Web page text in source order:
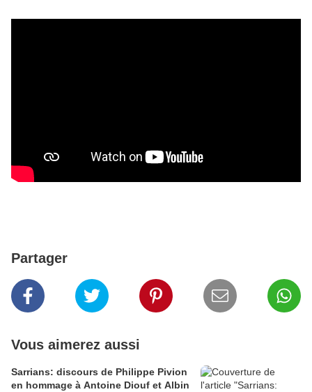
Partager
Vous aimerez aussi
Sarrians: discours de Philippe Pivion
en hommage à Antoine Diouf et Albin